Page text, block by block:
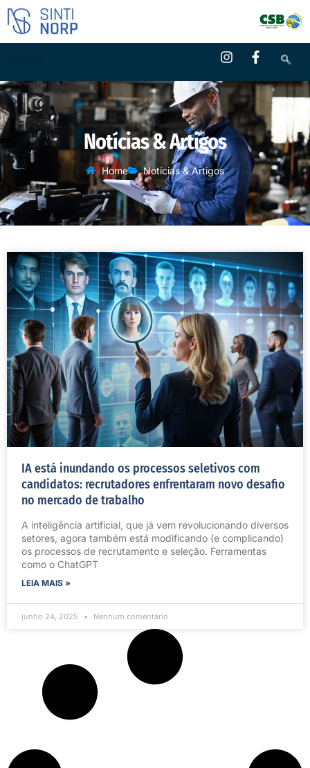
Notícias & Artigos
Home Notícias & Artigos
IA está inundando os processos seletivos com
candidatos: recrutadores enfrentaram novo desafio
no mercado de trabalho
A inteligência artificial, que já vem revolucionando diversos
setores, agora também está modificando (e complicando)
os processos de recrutamento e seleção. Ferramentas
como o ChatGPT
LEIA MAIS »
junho 24, 2025 Nenhum comentário